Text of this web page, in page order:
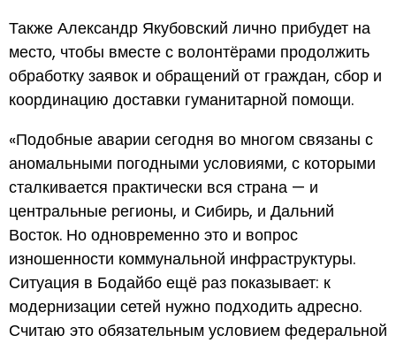
Также Александр Якубовский лично прибудет на
место, чтобы вместе с волонтёрами продолжить
обработку заявок и обращений от граждан, сбор и
координацию доставки гуманитарной помощи.
«Подобные аварии сегодня во многом связаны с
аномальными погодными условиями, с которыми
сталкивается практически вся страна — и
центральные регионы, и Сибирь, и Дальний
Восток. Но одновременно это и вопрос
изношенности коммунальной инфраструктуры.
Ситуация в Бодайбо ещё раз показывает: к
модернизации сетей нужно подходить адресно.
Считаю это обязательным условием федеральной